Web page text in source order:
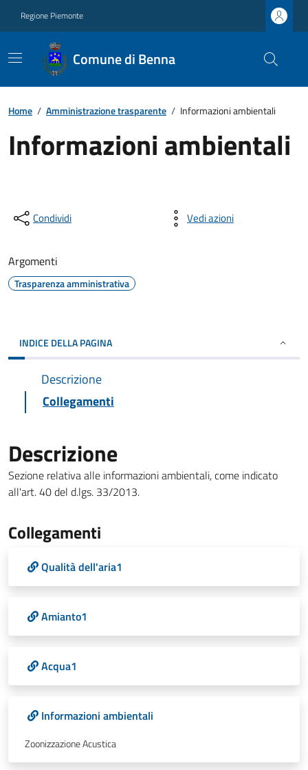
Regione Piemonte
Comune di Benna
Home / Amministrazione trasparente / Informazioni ambientali
Informazioni ambientali
Condividi Vedi azioni
Argomenti
Trasparenza amministrativa
INDICE DELLA PAGINA
Descrizione
Collegamenti
Descrizione
Sezione relativa alle informazioni ambientali, come indicato
all'art. 40 del d.lgs. 33/2013.
Collegamenti
Qualità dell'aria1
Amianto1
Acqua1
Informazioni ambientali
Zoonizzazione Acustica